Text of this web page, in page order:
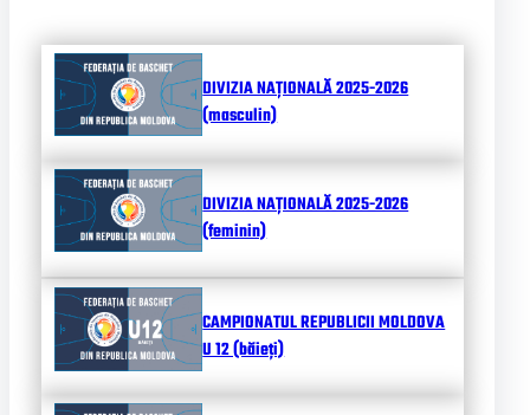
DIVIZIA NAȚIONALĂ 2025-2026
(masculin)
DIVIZIA NAȚIONALĂ 2025-2026
(feminin)
CAMPIONATUL REPUBLICII MOLDOVA
U 12 (băieți)